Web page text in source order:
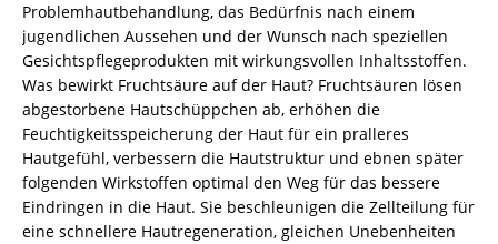
Problemhautbehandlung, das Bedürfnis nach einem
jugendlichen Aussehen und der Wunsch nach speziellen
Gesichtspflegeprodukten mit wirkungsvollen Inhaltsstoffen.
Was bewirkt Fruchtsäure auf der Haut? Fruchtsäuren lösen
abgestorbene Hautschüppchen ab, erhöhen die
Feuchtigkeitsspeicherung der Haut für ein pralleres
Hautgefühl, verbessern die Hautstruktur und ebnen später
folgenden Wirkstoffen optimal den Weg für das bessere
Eindringen in die Haut. Sie beschleunigen die Zellteilung für
eine schnellere Hautregeneration, gleichen Unebenheiten